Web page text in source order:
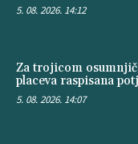
5. 08. 2026. 14:12
Za trojicom
placeva raspisana
5. 08. 2026. 14:07